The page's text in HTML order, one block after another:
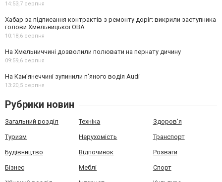
14:53,7 серпня
Хабар за підписання контрактів з ремонту доріг: викрили заступника
голови Хмельницької ОВА
10:18,6 серпня
На Хмельниччині дозволили полювати на пернату дичину
09:59,6 серпня
На Камʼянеччині зупинили п'яного водія Audi
13:20,5 серпня
Рубрики новин
Загальний розділ Техніка Здоров'я
Туризм Нерухомість Транспорт
Будівництво Відпочинок Розваги
Бізнес Меблі Спорт